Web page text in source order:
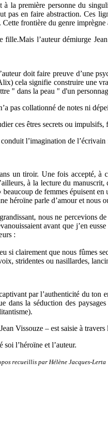
la première personne du
en faire abstraction. Ces
frontière du genre
fille.Mais l’auteur démiurge
doit faire preuve d’une
cela signifie construire une
" dans la peau " d'un
pas collationné de notes ni
ces êtres secrets ou
l’imagination de l’écrivain
un tiroir. Une fois accepté,
à la lecture du
de femmes épuisent
héroïne parle d’amour et nous
nous ne percevions
avant que j’en
:
clairement que nous fûmes
stridentes ou nasillardes,
par l’authenticité du
la séduction des
Vissouze – est saisie à
l’héroïne et l’auteur.
recueillis par Hélène Jacques-Lerta